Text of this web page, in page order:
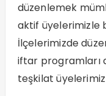
düzenlemek
aktif üyelerimizle
İlçelerimizde
iftar programları
teşkilat